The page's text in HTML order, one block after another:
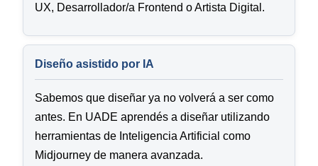
UX, Desarrollador/a Frontend o Artista Digital.
Diseño asistido por IA
Sabemos que diseñar ya no volverá a ser como
antes. En UADE aprendés a diseñar utilizando
herramientas de Inteligencia Artificial como
Midjourney de manera avanzada.